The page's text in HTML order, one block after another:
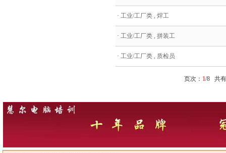
· 工业/工厂类 , 焊工
· 工业/工厂类 , 拼装工
· 工业/工厂类 , 质检员
页次： 1/8 共